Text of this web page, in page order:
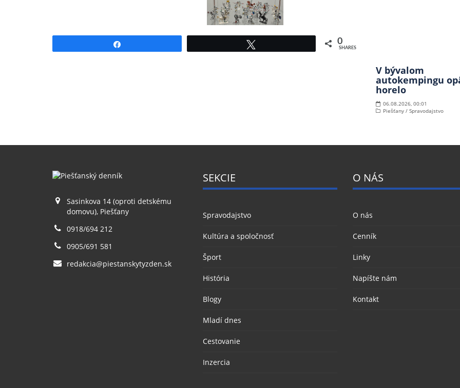
0
SHARES
V bývalom
autokempingu
horelo
06.08.2026, 00:01
Piešťany / Spravodajstvo
Sasinkova 14 (oproti detskému
domovu), Piešťany
0918/694 212
0905/691 581
redakcia@piestanskytyzden.sk
SEKCIE
Spravodajstvo
Kultúra a spoločnosť
Šport
História
Blogy
Mladí dnes
Cestovanie
Inzercia
O NÁS
O nás
Cenník
Linky
Napíšte nám
Kontakt